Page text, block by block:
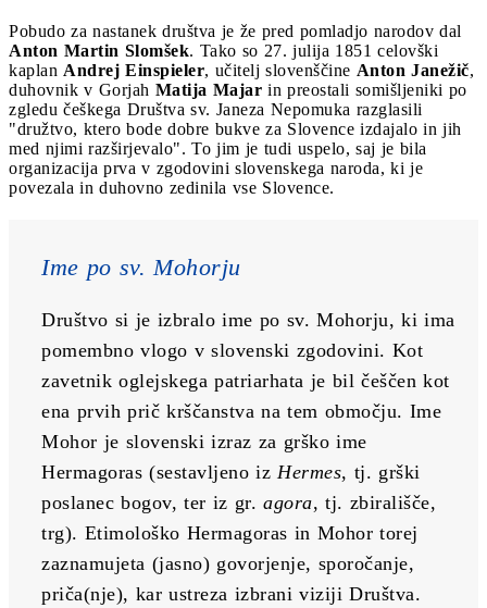
Pobudo za nastanek društva je že pred pomladjo narodov dal
Anton Martin Slomšek. Tako so 27. julija 1851 celovški
kaplan Andrej Einspieler, učitelj slovenščine Anton Janežič,
duhovnik v Gorjah Matija Majar in preostali somišljeniki po
zgledu češkega Društva sv. Janeza Nepomuka razglasili
"družtvo, ktero bode dobre bukve za Slovence izdajalo in jih
med njimi razširjevalo". To jim je tudi uspelo, saj je bila
organizacija prva v zgodovini slovenskega naroda, ki je
povezala in duhovno zedinila vse Slovence.
Ime po sv. Mohorju
Društvo si je izbralo ime po sv. Mohorju, ki ima
pomembno vlogo v slovenski zgodovini. Kot
zavetnik oglejskega patriarhata je bil češčen kot
ena prvih prič krščanstva na tem območju. Ime
Mohor je slovenski izraz za grško ime
Hermagoras (sestavljeno iz Hermes, tj. grški
poslanec bogov, ter iz gr. agora, tj. zbirališče,
trg). Etimološko Hermagoras in Mohor torej
zaznamujeta (jasno) govorjenje, sporočanje,
priča(nje), kar ustreza izbrani viziji Društva.